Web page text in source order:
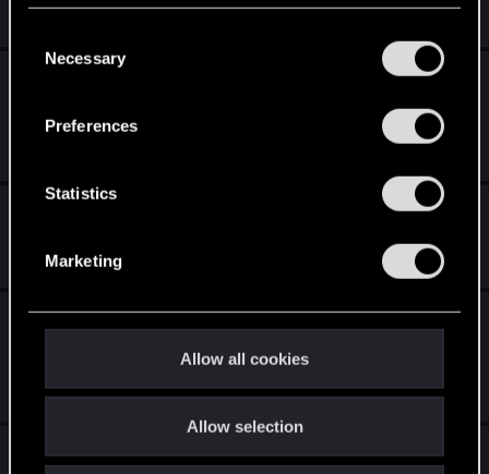
and tweak your preferences regarding them in the
Necessary
Preferences
Statistics
Marketing
Allow all cookies
Allow selection
Feb 2, 2019
[SPOILERY] Wiedźmin 3 - Trofea, osiągnięcia,
Jan 21, 2019
Nov 7, 2018
Najtrudniejszy boss / przeciwnik we
41 14K
Nowa gra+ bug (?)